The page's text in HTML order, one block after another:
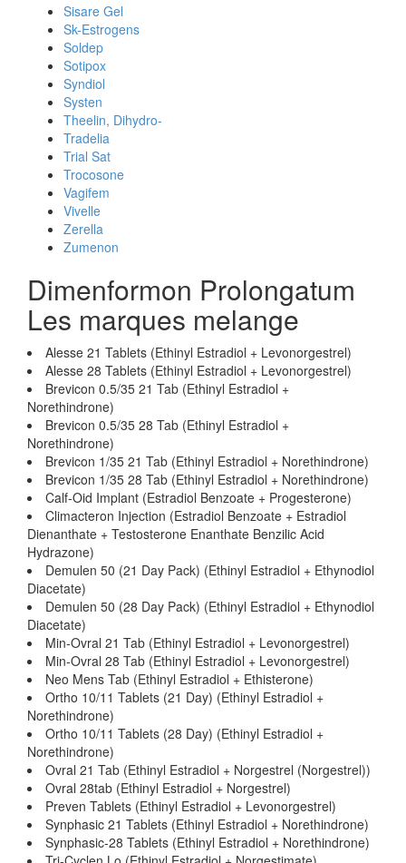
Sisare Gel
Sk-Estrogens
Soldep
Sotipox
Syndiol
Systen
Theelin, Dihydro-
Tradelia
Trial Sat
Trocosone
Vagifem
Vivelle
Zerella
Zumenon
Dimenformon Prolongatum
Les marques melange
Alesse 21 Tablets (Ethinyl Estradiol + Levonorgestrel)
Alesse 28 Tablets (Ethinyl Estradiol + Levonorgestrel)
Brevicon 0.5/35 21 Tab (Ethinyl Estradiol +
Norethindrone)
Brevicon 0.5/35 28 Tab (Ethinyl Estradiol +
Norethindrone)
Brevicon 1/35 21 Tab (Ethinyl Estradiol + Norethindrone)
Brevicon 1/35 28 Tab (Ethinyl Estradiol + Norethindrone)
Calf-Oid Implant (Estradiol Benzoate + Progesterone)
Climacteron Injection (Estradiol Benzoate + Estradiol
Dienanthate + Testosterone Enanthate Benzilic Acid
Hydrazone)
Demulen 50 (21 Day Pack) (Ethinyl Estradiol + Ethynodiol
Diacetate)
Demulen 50 (28 Day Pack) (Ethinyl Estradiol + Ethynodiol
Diacetate)
Min-Ovral 21 Tab (Ethinyl Estradiol + Levonorgestrel)
Min-Ovral 28 Tab (Ethinyl Estradiol + Levonorgestrel)
Neo Mens Tab (Ethinyl Estradiol + Ethisterone)
Ortho 10/11 Tablets (21 Day) (Ethinyl Estradiol +
Norethindrone)
Ortho 10/11 Tablets (28 Day) (Ethinyl Estradiol +
Norethindrone)
Ovral 21 Tab (Ethinyl Estradiol + Norgestrel (Norgestrel))
Ovral 28tab (Ethinyl Estradiol + Norgestrel)
Preven Tablets (Ethinyl Estradiol + Levonorgestrel)
Synphasic 21 Tablets (Ethinyl Estradiol + Norethindrone)
Synphasic-28 Tablets (Ethinyl Estradiol + Norethindrone)